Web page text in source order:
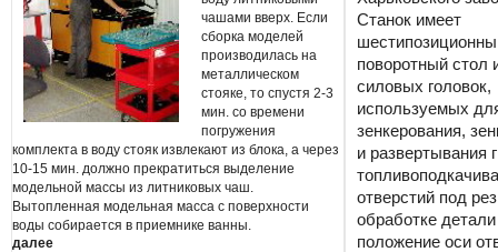
чашами вверх. Если
сборка моделей
производилась на
металлическом
стояке, то спустя 2-3
мин. со времени
погружения
комплекта в воду стояк извлекают из блока, а через
10-15 мин. должно прекратиться выделение
модельной массы из литниковых чаш.
Вытопленная модельная масса с поверхности
воды собирается в приемнике ванны.
далее
Станок имеет
поворотный стол
силовых головок,
используемых
зенкерования,
и развертывания
отверстий под
обработке
положение оси